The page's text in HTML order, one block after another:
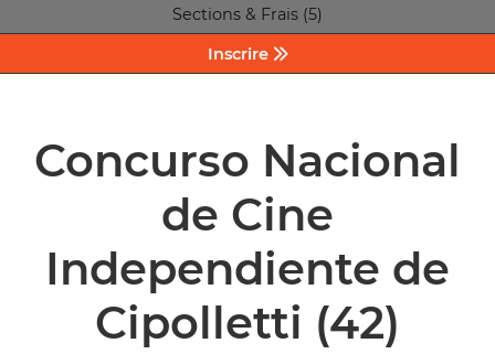
Sections & Frais (5)
Inscrire
Concurso Nacional
de Cine
Independiente de
Cipolletti (42)